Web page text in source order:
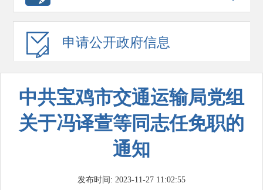
申请公开政府信息
中共宝鸡市交通运输局党组
关于冯译萱等同志任免职的
通知
发布时间: 2023-11-27 11:02:55